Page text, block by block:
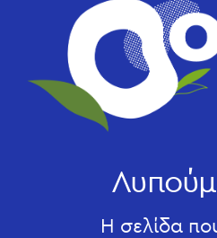
Η σελίδα